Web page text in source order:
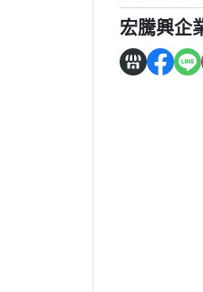
宏騰興企